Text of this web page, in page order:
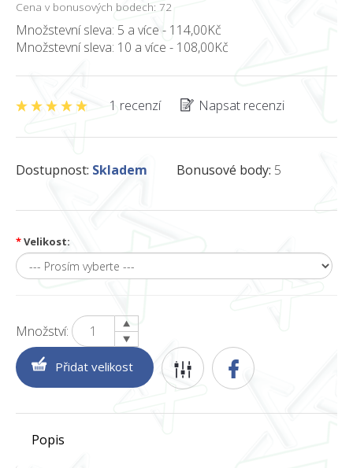
Cena v bonusových bodech: 72
Množstevní sleva: 5 a více - 114,00Kč
Množstevní sleva: 10 a více - 108,00Kč
1 recenzí Napsat recenzi
Dostupnost: Skladem Bonusové body: 5
*Velikost:
Množství:
Popis